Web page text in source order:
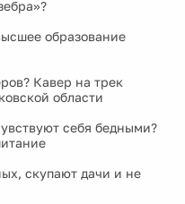
образование
Кавер на трек
области
себя бедными?
скупают дачи и не